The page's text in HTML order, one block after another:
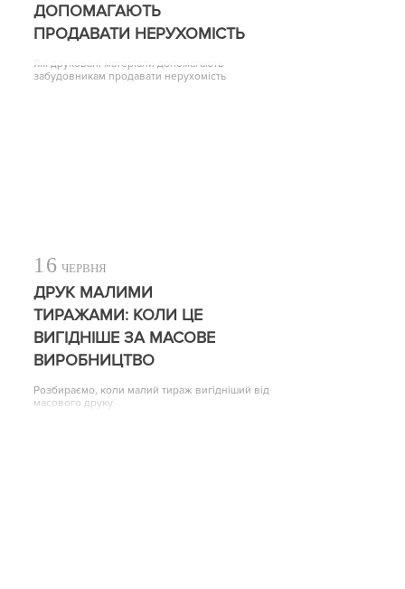
ДОПОМАГАЮТЬ
ПРОДАВАТИ НЕРУХОМІСТЬ
Які друковані матеріали допомагають
забудовникам продавати нерухомість
16 ЧЕРВНЯ
ДРУК МАЛИМИ
ТИРАЖАМИ: КОЛИ ЦЕ
ВИГІДНІШЕ ЗА МАСОВЕ
ВИРОБНИЦТВО
Розбираємо, коли малий тираж вигідніший від
масового друку